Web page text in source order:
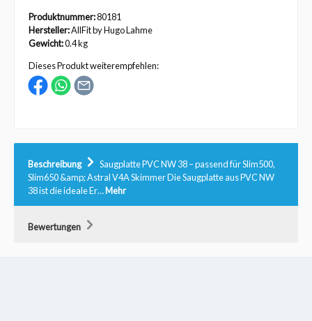
Produktnummer:80181
Hersteller:AllFit by Hugo Lahme
Gewicht:0.4 kg
Dieses Produkt weiterempfehlen:
Beschreibung
Saugplatte PVC NW 38 – passend für Slim500,
Slim650 &amp; Astral V4A Skimmer Die Saugplatte aus PVC NW
38 ist die ideale Er…Mehr
Bewertungen